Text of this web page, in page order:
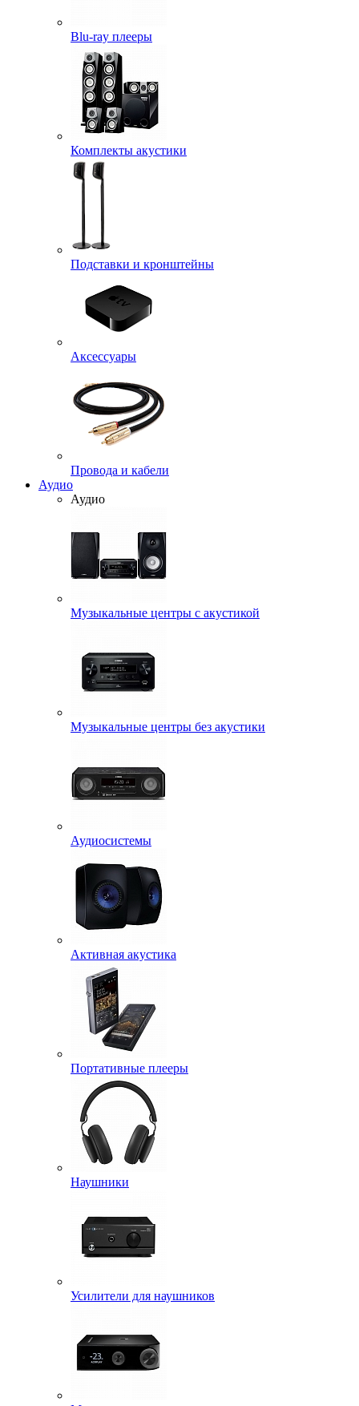
Blu-ray плееры
Комплекты акустики
Подставки и кронштейны
Аксессуары
Провода и кабели
Аудио
Аудио
Музыкальные центры с акустикой
Музыкальные центры без акустики
Аудиосистемы
Активная акустика
Портативные плееры
Наушники
Усилители для наушников